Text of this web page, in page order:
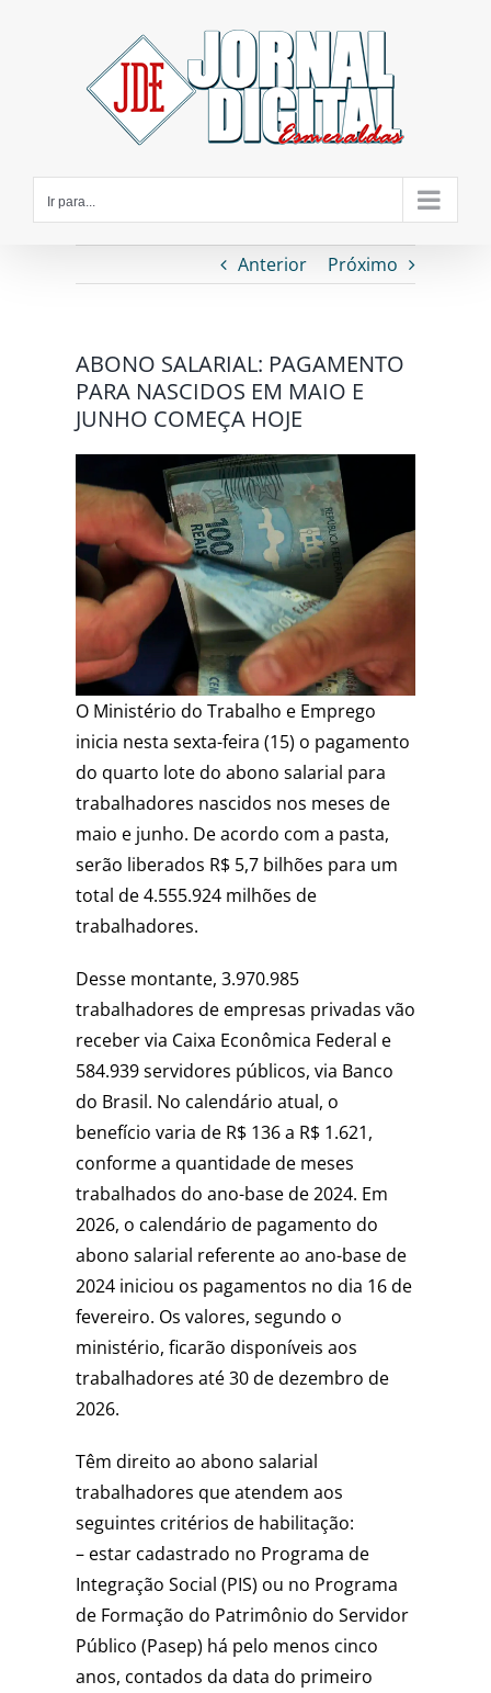
Ir para...
Anterior Próximo
ABONO SALARIAL: PAGAMENTO
PARA NASCIDOS EM MAIO E
JUNHO COMEÇA HOJE
O Ministério do Trabalho e Emprego
inicia nesta sexta-feira (15) o pagamento
do quarto lote do abono salarial para
trabalhadores nascidos nos meses de
maio e junho. De acordo com a pasta,
serão liberados R$ 5,7 bilhões para um
total de 4.555.924 milhões de
trabalhadores.
Desse montante, 3.970.985
trabalhadores de empresas privadas vão
receber via Caixa Econômica Federal e
584.939 servidores públicos, via Banco
do Brasil. No calendário atual, o
benefício varia de R$ 136 a R$ 1.621,
conforme a quantidade de meses
trabalhados do ano-base de 2024. Em
2026, o calendário de pagamento do
abono salarial referente ao ano-base de
2024 iniciou os pagamentos no dia 16 de
fevereiro. Os valores, segundo o
ministério, ficarão disponíveis aos
trabalhadores até 30 de dezembro de
2026.
Têm direito ao abono salarial
trabalhadores que atendem aos
seguintes critérios de habilitação:
– estar cadastrado no Programa de
Integração Social (PIS) ou no Programa
de Formação do Patrimônio do Servidor
Público (Pasep) há pelo menos cinco
anos, contados da data do primeiro